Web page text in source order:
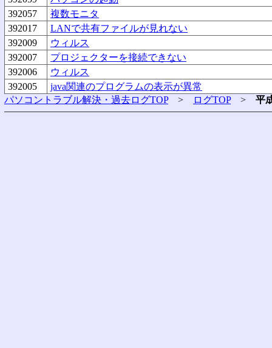
392057
複数モニタ
392017
LANで共有ファイルが見れない
392009
ウィルス
392007
プロジェクターを接続できない
392006
ウィルス
392005
java関連のプログラムの表示が異常
パソコントラブル解決・過去ログTOP> ログTOP> 平